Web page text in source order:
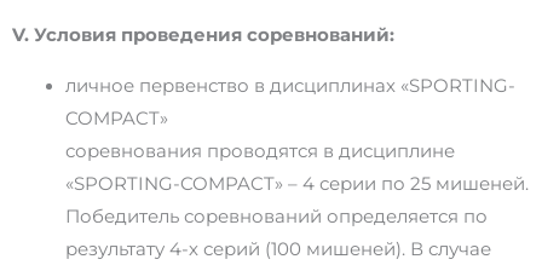
V. Условия проведения соревнований:
личное первенство в дисциплинах «SPORTING-
COMPACT»
соревнования проводятся в дисциплине
«SPORTING-COMPACT» – 4 серии по 25 мишеней.
Победитель соревнований определяется по
результату 4-х серий (100 мишеней). В случае